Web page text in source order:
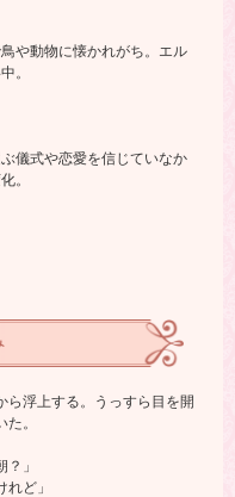
や動物に懐かれがち。エル
。
儀式や恋愛を信じていなか
。
浮上する。うっすら目を開
。
」
ど」